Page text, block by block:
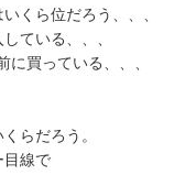
くら位だろう、、、
ている、、、
に買っている、、、
らだろう。
目線で